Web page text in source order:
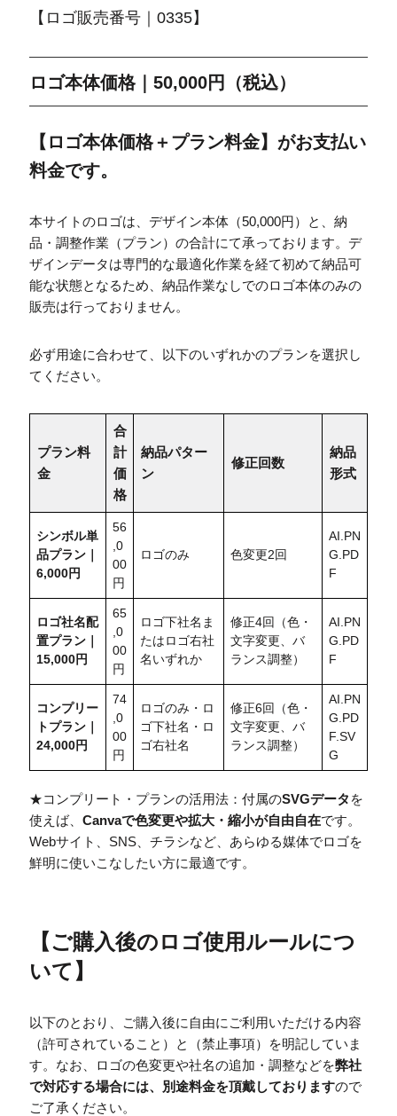
【ロゴ販売番号｜0335】
ロゴ本体価格｜50,000円（税込）
【ロゴ本体価格＋プラン料金】がお支払い
料金です。
本サイトのロゴは、デザイン本体（50,000円）と、納
品・調整作業（プラン）の合計にて承っております。デ
ザインデータは専門的な最適化作業を経て初めて納品可
能な状態となるため、納品作業なしでのロゴ本体のみの
販売は行っておりません。
必ず用途に合わせて、以下のいずれかのプランを選択し
てください。
プラン料
金
合
計
価
格
納品パター
ン
修正回数
納品
形式
シンボル単
品プラン｜
6,000円
56
,0
00
円
ロゴのみ 色変更2回
AI.PN
G.PD
F
ロゴ社名配
置プラン｜
15,000円
65
,0
00
円
ロゴ下社名ま
たはロゴ右社
名いずれか
修正4回（色・
文字変更、バ
ランス調整）
AI.PN
G.PD
F
コンプリー
トプラン｜
24,000円
74
,0
00
円
ロゴのみ・ロ
ゴ下社名・ロ
ゴ右社名
修正6回（色・
文字変更、バ
ランス調整）
AI.PN
G.PD
F.SV
G
★コンプリート・プランの活用法：付属のSVGデータ を
使えば、 Canvaで色変更や拡大・縮小が自由自在です。
Webサイト、SNS、チラシなど、あらゆる媒体でロゴを
鮮明に使いこなしたい方に最適です。
【ご購入後のロゴ使用ルールにつ
いて 】
以下のとおり、ご購入後に自由にご利用いただける内容
（許可されていること）と（禁止事項）を明記していま
す。なお、ロゴの色変更や社名の追加・調整などを弊社
で対応する場合には、別途料金を頂戴しておりますので
ご了承ください。